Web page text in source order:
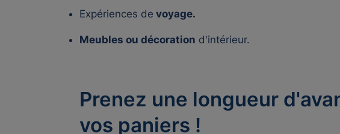
Expériences de voyage.
Meubles ou décoration d'intérieur.
Prenez une longueur
vos paniers !